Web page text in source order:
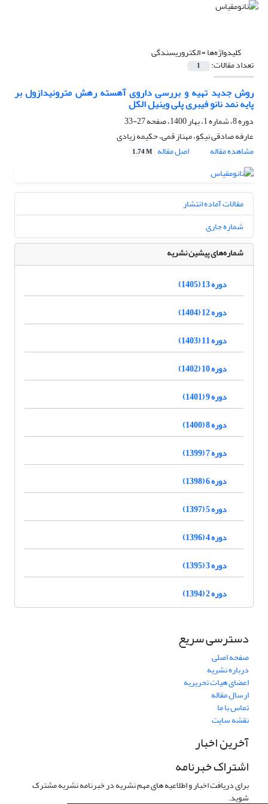
کلیدواژه‌ها =الکتروریسندگی
تعداد مقالات: 1
روش جدید تهیه و بررسی داروی آهسته رهش مترونیدازول بر
پایه نمد نانو فیبری پلی وینیل الکل
دوره 8، شماره 1، بهار 1400، صفحه
27-33
عارفه صادقی نیکو، مهناز قمی، حکیمه زیادی
مشاهده مقاله
اصل مقاله 1.74 M
مقالات آماده انتشار
شماره جاری
شماره‌های پیشین نشریه
دوره 13 (1405)
دوره 12 (1404)
دوره 11 (1403)
دوره 10 (1402)
دوره 9 (1401)
دوره 8 (1400)
دوره 7 (1399)
دوره 6 (1398)
دوره 5 (1397)
دوره 4 (1396)
دوره 3 (1395)
دوره 2 (1394)
دسترسی سریع
صفحه اصلی
درباره نشریه
اعضای هیات تحریریه
ارسال مقاله
تماس با ما
نقشه سایت
آخرین اخبار
اشتراک خبرنامه
برای دریافت اخبار و اطلاعیه های مهم نشریه در خبرنامه نشریه مشترک
شوید.